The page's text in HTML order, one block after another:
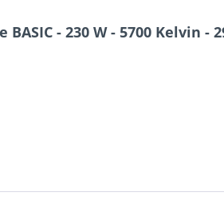
- 230 W - 5700 Kelvin -